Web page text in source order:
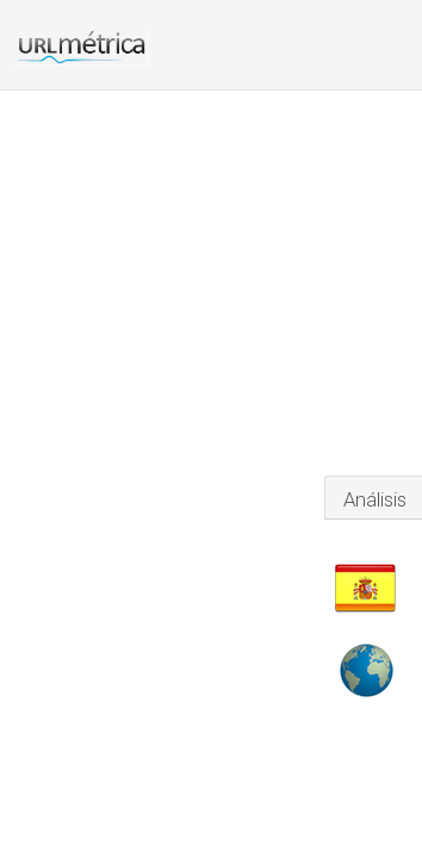
Análisis